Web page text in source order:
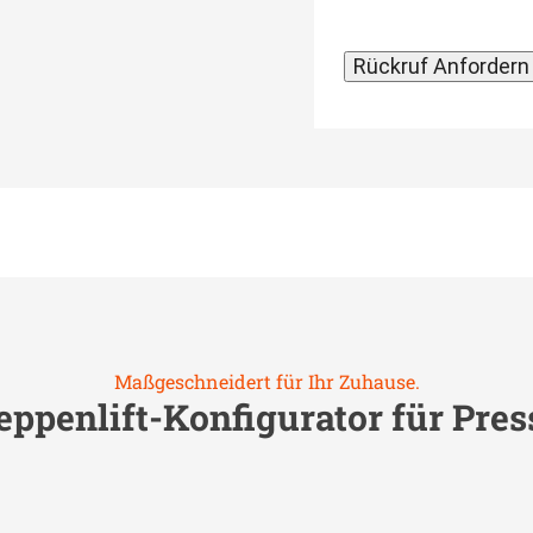
Maßgeschneidert für Ihr Zuhause.
Konfigurator für